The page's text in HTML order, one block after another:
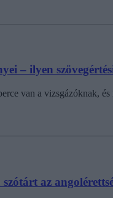
– ilyen
van a vizsgázóknak,
az